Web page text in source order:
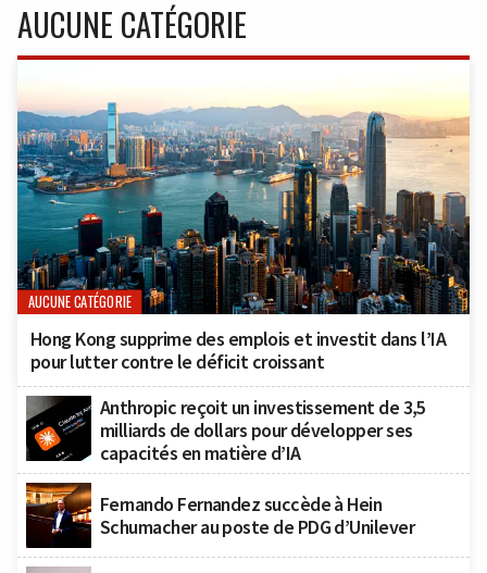
AUCUNE CATÉGORIE
AUCUNE CATÉGORIE
Hong Kong supprime des emplois et investit dans l’IA
pour lutter contre le déficit croissant
Anthropic reçoit un investissement de 3,5
milliards de dollars pour développer ses
capacités en matière d’IA
Fernando Fernandez succède à Hein
Schumacher au poste de PDG d’Unilever